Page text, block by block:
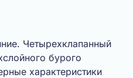
Четырехклапанный
бурого
характеристики